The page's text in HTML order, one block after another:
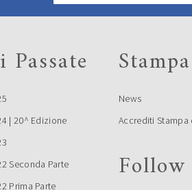
| 20^ Edizione
Seconda Parte
Prima Parte
Stampa
News
Accrediti Stampa